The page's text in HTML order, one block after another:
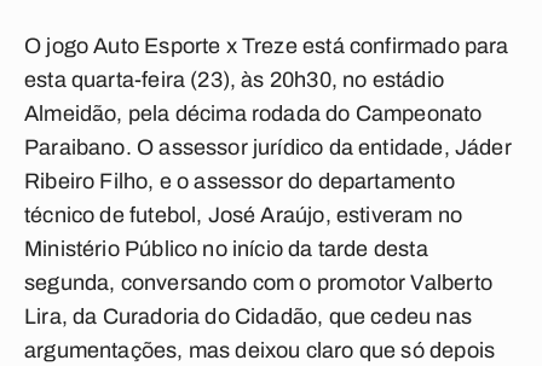
O jogo Auto Esporte x Treze está confirmado para
esta quarta-feira (23), às 20h30, no estádio
Almeidão, pela décima rodada do Campeonato
Paraibano. O assessor jurídico da entidade, Jáder
Ribeiro Filho, e o assessor do departamento
técnico de futebol, José Araújo, estiveram no
Ministério Público no início da tarde desta
segunda, conversando com o promotor Valberto
Lira, da Curadoria do Cidadão, que cedeu nas
argumentações, mas deixou claro que só depois